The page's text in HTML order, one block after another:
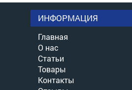
ИНФОРМАЦИЯ
Главная
О нас
Статьи
Товары
Контакты